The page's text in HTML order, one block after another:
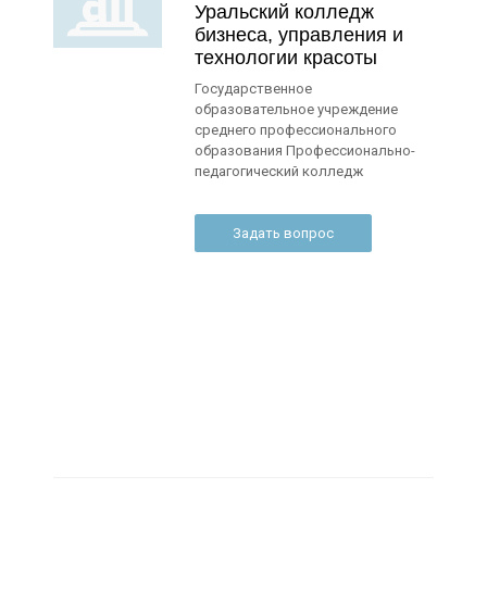
Уральский колледж
бизнеса, управления и
технологии красоты
Государственное
образовательное учреждение
среднего профессионального
образования Профессионально-
педагогический колледж
Задать вопрос